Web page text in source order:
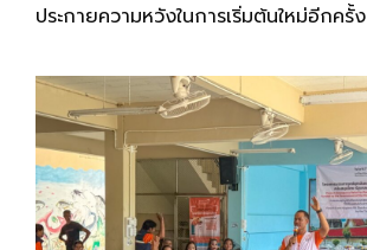
ประกายความหวังในการเริ่มต้นใหม่อีกครั้ง